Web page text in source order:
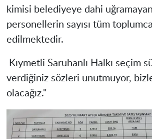
kimisi belediyeye dahi
personellerin sayısı tüm
edilmektedir.
Kıymetli Saruhanlı Halkı seçim
verdiğiniz sözleri unutmuyor,
olacağız."